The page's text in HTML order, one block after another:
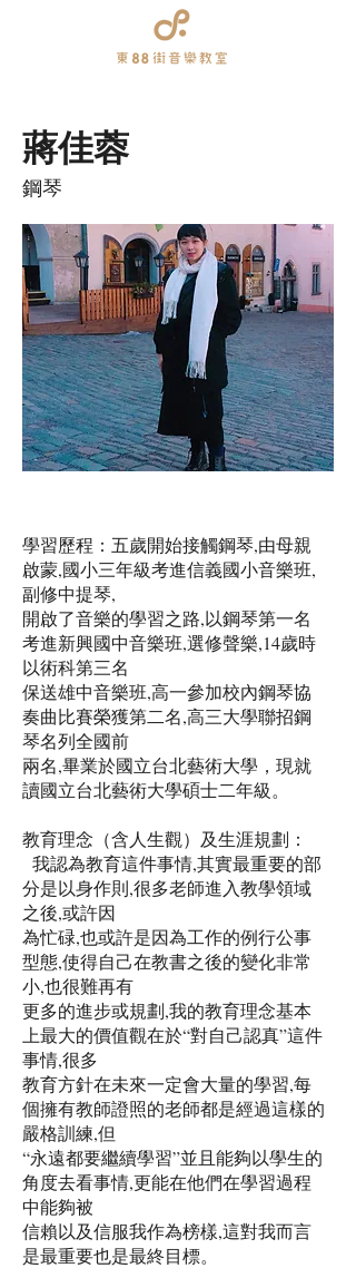
蔣佳蓉
鋼琴
學習歷程：五歲開始接觸鋼琴,由母親
啟蒙,國小三年級考進信義國小音樂班,
副修中提琴,
開啟了音樂的學習之路,以鋼琴第一名
考進新興國中音樂班,選修聲樂,14歲時
以術科第三名
保送雄中音樂班,高一參加校內鋼琴協
奏曲比賽榮獲第二名,高三大學聯招鋼
琴名列全國前
兩名,畢業於國立台北藝術大學，現就
讀國立台北藝術大學碩士二年級。
教育理念（含人生觀）及生涯規劃：
我認為教育這件事情,其實最重要的部
分是以身作則,很多老師進入教學領域
之後,或許因
為忙碌,也或許是因為工作的例行公事
型態,使得自己在教書之後的變化非常
小,也很難再有
更多的進步或規劃,我的教育理念基本
上最大的價值觀在於“對自己認真”這件
事情,很多
教育方針在未來一定會大量的學習,每
個擁有教師證照的老師都是經過這樣的
嚴格訓練,但
“永遠都要繼續學習”並且能夠以學生的
角度去看事情,更能在他們在學習過程
中能夠被
信賴以及信服我作為榜樣,這對我而言
是最重要也是最終目標。